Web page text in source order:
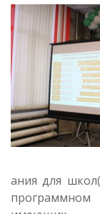
ания для